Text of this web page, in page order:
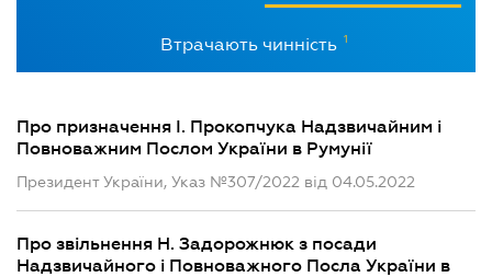
Втрачають чинність 1
Про призначення І. Прокопчука Надзвичайним і
Повноважним Послом України в Румунії
Президент України, Указ №307/2022 від 04.05.2022
Про звільнення Н. Задорожнюк з посади
Надзвичайного і Повноважного Посла України в